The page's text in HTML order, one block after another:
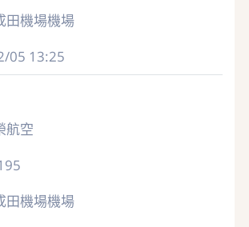
田機場機場
05 13:25
航空
田機場機場